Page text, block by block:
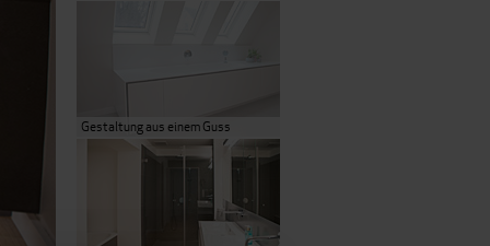
Gestaltung aus einem Guss